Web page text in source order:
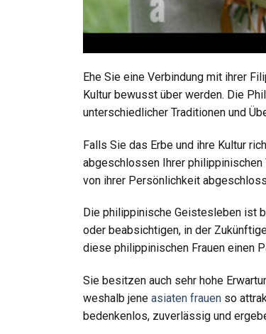
Ehe Sie eine Verbindung mit ihrer
Kultur bewusst über werden. Die
unterschiedlicher Traditionen und
Falls Sie das Erbe und ihre Kultur
abgeschlossen Ihrer
von ihrer Persönlichkeit
Die philippinische Geistesleben ist
oder beabsichtigen, in der
diese philippinischen Frauen einen
Sie besitzen auch sehr hohe
weshalb jene asiaten frauen so
bedenkenlos, zuverlässig und